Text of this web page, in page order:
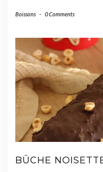
Boissons - 0 Comments
BÛCHE